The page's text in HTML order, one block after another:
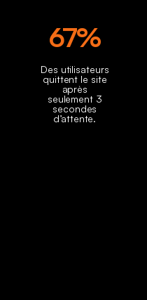
67%
Des utilisateurs
quittent le site
après
seulement 3
secondes
d’attente.